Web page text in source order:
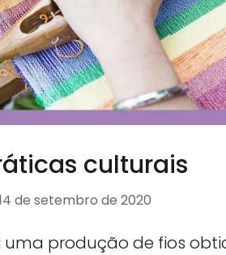
culturais
de setembro de 2020
uma produção de fios